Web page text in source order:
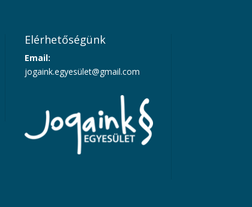
Elérhetőségünk
Email:
jogaink.egyesület@gmail.com